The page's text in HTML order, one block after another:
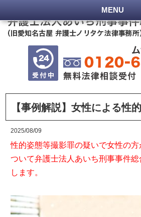
MENU
【事例解説】女性による性
2025/08/09
性的姿態等撮影罪の疑いで女性の
ついて弁護士法人あいち刑事事件
します。